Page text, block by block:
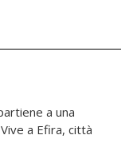
a una
a Efira, città